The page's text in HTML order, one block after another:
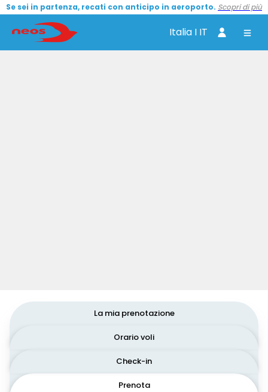
Se sei in partenza, recati con anticipo in aeroporto. Scopri di più
Italia I IT
Prenota
Check-in
Orario voli
La mia prenotazione